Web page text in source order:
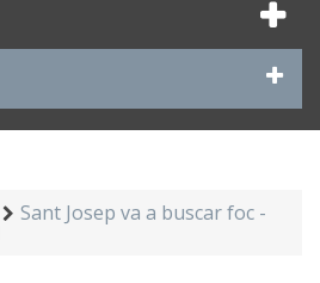
Sant Josep va a buscar foc -